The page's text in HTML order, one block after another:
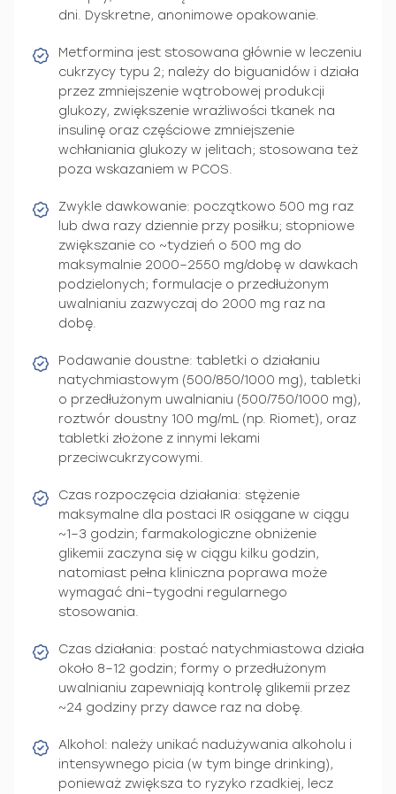
dni. Dyskretne, anonimowe opakowanie.
Metformina jest stosowana głównie w leczeniu
cukrzycy typu 2; należy do biguanidów i działa
przez zmniejszenie wątrobowej produkcji
glukozy, zwiększenie wrażliwości tkanek na
insulinę oraz częściowe zmniejszenie
wchłaniania glukozy w jelitach; stosowana też
poza wskazaniem w PCOS.
Zwykle dawkowanie: początkowo 500 mg raz
lub dwa razy dziennie przy posiłku; stopniowe
zwiększanie co ~tydzień o 500 mg do
maksymalnie 2000–2550 mg/dobę w dawkach
podzielonych; formulacje o przedłużonym
uwalnianiu zazwyczaj do 2000 mg raz na
dobę.
Podawanie doustne: tabletki o działaniu
natychmiastowym (500/850/1000 mg), tabletki
o przedłużonym uwalnianiu (500/750/1000 mg),
roztwór doustny 100 mg/mL (np. Riomet), oraz
tabletki złożone z innymi lekami
przeciwcukrzycowymi.
Czas rozpoczęcia działania: stężenie
maksymalne dla postaci IR osiągane w ciągu
~1–3 godzin; farmakologiczne obniżenie
glikemii zaczyna się w ciągu kilku godzin,
natomiast pełna kliniczna poprawa może
wymagać dni–tygodni regularnego
stosowania.
Czas działania: postać natychmiastowa działa
około 8–12 godzin; formy o przedłużonym
uwalnianiu zapewniają kontrolę glikemii przez
~24 godziny przy dawce raz na dobę.
Alkohol: należy unikać nadużywania alkoholu i
intensywnego picia (w tym binge drinking),
ponieważ zwiększa to ryzyko rzadkiej, lecz